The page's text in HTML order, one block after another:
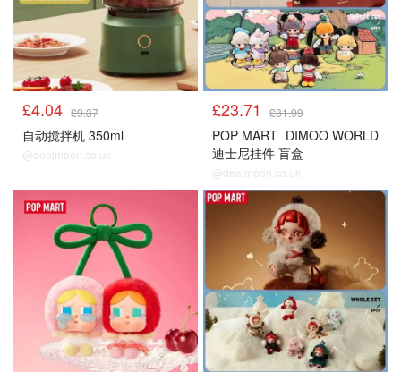
£4.04 £9.37
自动搅拌机 350ml
@dealmoon.co.uk
£23.71 £31.99
POP MART DIMOO WORLD
迪士尼挂件 盲盒
@dealmoon.co.uk